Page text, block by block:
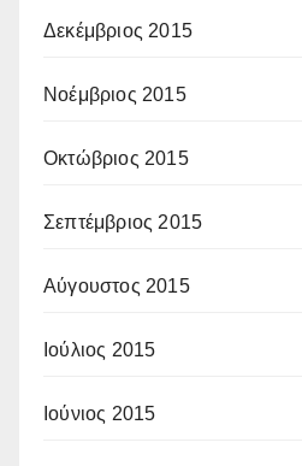
Δεκέμβριος 2015
Νοέμβριος 2015
Οκτώβριος 2015
Σεπτέμβριος 2015
Αύγουστος 2015
Ιούλιος 2015
Ιούνιος 2015